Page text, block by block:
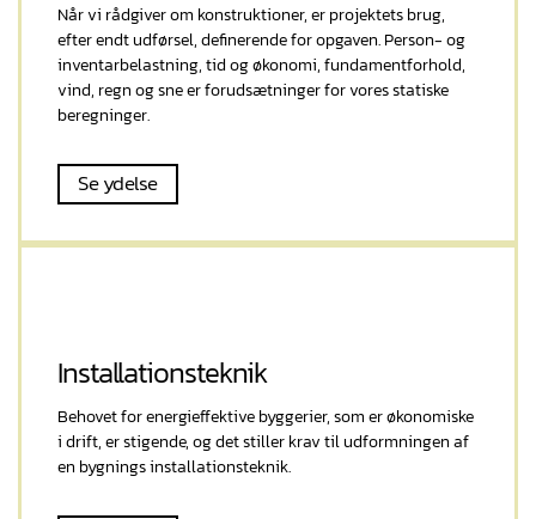
Når vi rådgiver om konstruktioner, er projektets brug,
efter endt udførsel, definerende for opgaven. Person- og
inventar­belastning, tid og økonomi, fundamentforhold,
vind, regn og sne er forudsætninger for vores statiske
beregninger.
Se ydelse
Installationsteknik
Behovet for energieffektive byggerier, som er økonomiske
i drift, er stigende, og det stiller krav til udformningen af
en bygnings installationsteknik.